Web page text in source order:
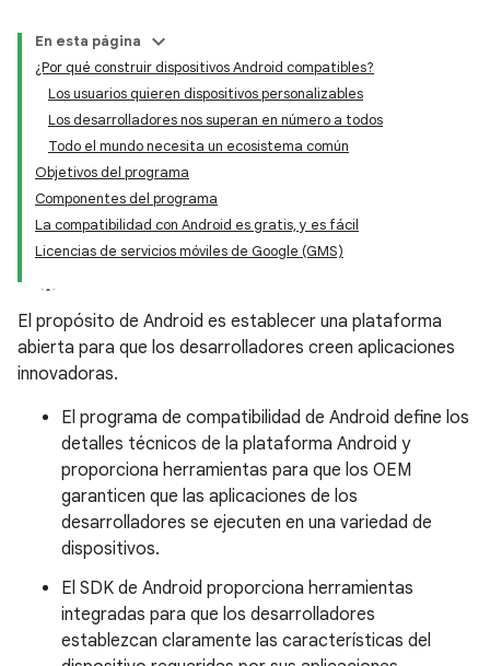
En esta página
¿Por qué construir dispositivos Android compatibles?
Los usuarios quieren dispositivos personalizables
Los desarrolladores nos superan en número a todos
Todo el mundo necesita un ecosistema común
Objetivos del programa
Componentes del programa
La compatibilidad con Android es gratis, y es fácil
Licencias de servicios móviles de Google (GMS)
El propósito de Android es establecer una plataforma
abierta para que los desarrolladores creen aplicaciones
innovadoras.
El programa de compatibilidad de Android define los
detalles técnicos de la plataforma Android y
proporciona herramientas para que los OEM
garanticen que las aplicaciones de los
desarrolladores se ejecuten en una variedad de
dispositivos.
El SDK de Android proporciona herramientas
integradas para que los desarrolladores
establezcan claramente las características del